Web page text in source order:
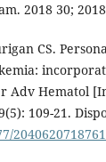
2018 30;
CS.
Adv Hematol
109-21.